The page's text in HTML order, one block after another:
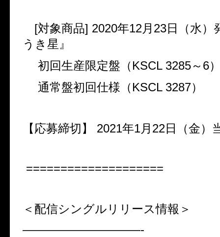
[対象商品] 2020年12月 23日（水）
うき星』
初回生産限定盤（KSCL 3285～ 6
通常盤初回仕様（KSCL 3287）
【応募締切】 2021年1月 22日（金）
====================
＜配信シングルリリース情報＞
——————————-